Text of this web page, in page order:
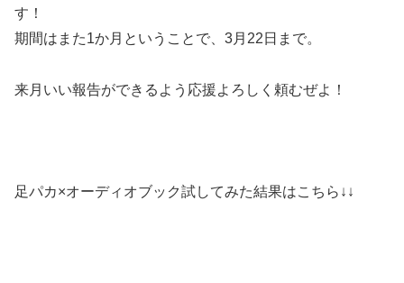
す！
期間はまた1か月ということで、3月22日まで。
来月いい報告ができるよう応援よろしく頼むぜよ！
足パカ×オーディオブック試してみた結果はこちら↓↓